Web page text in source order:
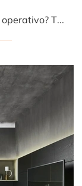
Vuoi allestire un soggiorno dinamico e operativo? Ti offriamo la parete attrezzata Domino Boiserie 07 Sangiacomo dalle linee decise moderne.